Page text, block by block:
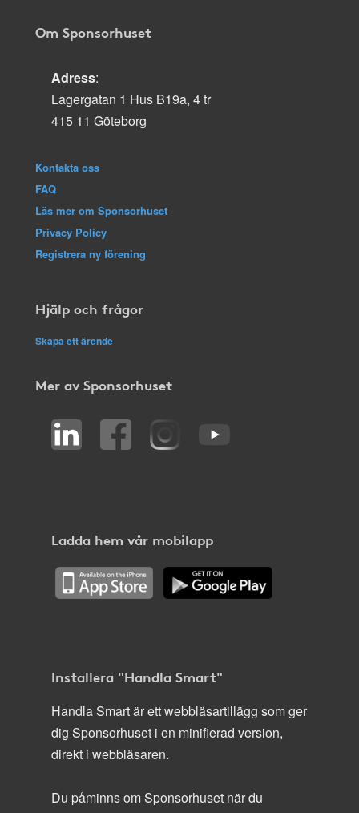
Om Sponsorhuset
Adress:
Lagergatan 1 Hus B19a, 4 tr
415 11 Göteborg
Kontakta oss
FAQ
Läs mer om Sponsorhuset
Privacy Policy
Registrera ny förening
Hjälp och frågor
Skapa ett ärende
Mer av Sponsorhuset
Ladda hem vår mobilapp
Installera "Handla Smart"
Handla Smart är ett webbläsartillägg som ger
dig Sponsorhuset i en minifierad version,
direkt i webbläsaren.
Du påminns om Sponsorhuset när du